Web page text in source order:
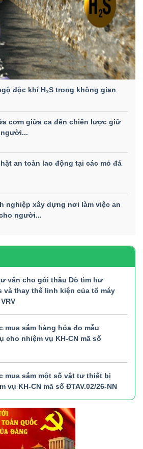
độc khí H₂S trong không gian
cơm giữa ca đến chiến lược giữ
an toàn lao động tại các mỏ đá
nghiệp xây dựng nơi làm việc an
người...
vấn cho gói thầu Dò tìm hư
và thay thế linh kiện của tổ máy
mua sắm hàng hóa đo mẫu
cho nhiệm vụ KH-CN mã số
mua sắm một số vật tư thiết bị
vụ KH-CN mã số ĐTAV.02/26-NN